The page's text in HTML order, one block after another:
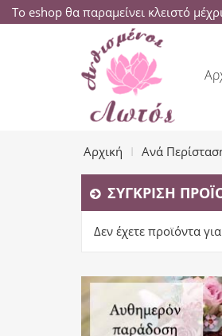
Το eshop θα παραμείνει κλειστό
Αρχική Ανά
ΣΎΓΚΡΙΣΗ
Δεν έχετε προϊόντα